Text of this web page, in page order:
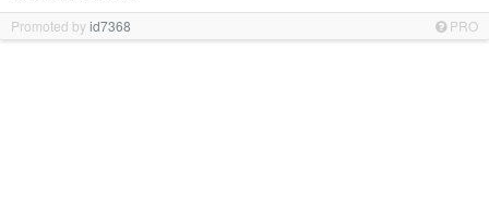
Promoted byid7368 PRO